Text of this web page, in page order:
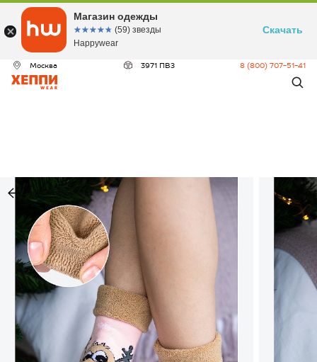
Москва 3971 ПВЗ 8 (800) 707-51-41
Магазин одежды
☆☆☆☆☆
★★★★★ (59) звезды
Happywear
Скачать